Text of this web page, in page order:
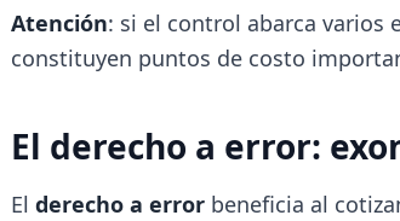
Atención: si el control abarca varios
constituyen puntos de costo
El derecho a error:
El derecho a error beneficia al